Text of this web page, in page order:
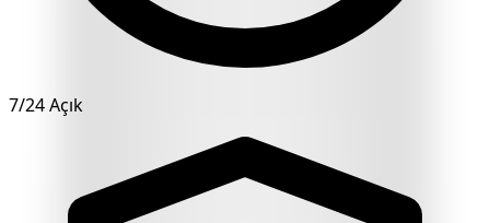
7/24 Açık